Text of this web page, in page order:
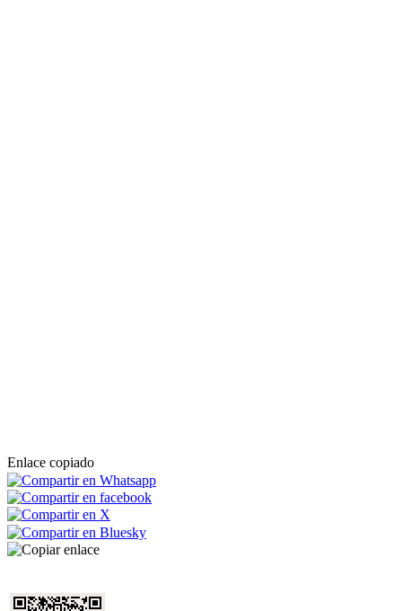
Enlace copiado